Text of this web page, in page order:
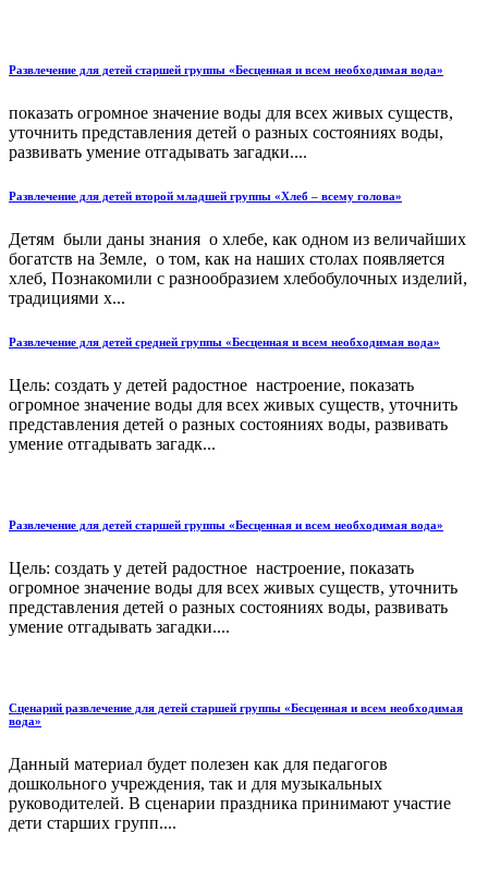
Развлечение для детей старшей группы «Бесценная и всем необходимая вода»
показать огромное значение воды для всех живых существ,
уточнить представления детей о разных состояниях воды,
развивать умение отгадывать загадки....
Развлечение для детей второй младшей группы «Хлеб – всему голова»
Детям были даны знания о хлебе, как одном из величайших
богатств на Земле, о том, как на наших столах появляется
хлеб, Познакомили с разнообразием хлебобулочных изделий,
традициями х...
Развлечение для детей средней группы «Бесценная и всем необходимая вода»
Цель: создать у детей радостное настроение, показать
огромное значение воды для всех живых существ, уточнить
представления детей о разных состояниях воды, развивать
умение отгадывать загадк...
Развлечение для детей старшей группы «Бесценная и всем необходимая вода»
Цель: создать у детей радостное настроение, показать
огромное значение воды для всех живых существ, уточнить
представления детей о разных состояниях воды, развивать
умение отгадывать загадки....
Сценарий развлечение для детей старшей группы «Бесценная и всем необходимая
вода»
Данный материал будет полезен как для педагогов
дошкольного учреждения, так и для музыкальных
руководителей. В сценарии праздника принимают участие
дети старших групп....